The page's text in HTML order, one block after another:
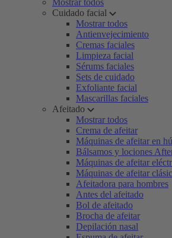
Mostrar todos
Cuidado facial
Mostrar todos
Antienvejecimiento
Cremas faciales
Limpieza facial
Sérums faciales
Sets de cuidado
Exfoliante facial
Mascarillas faciales
Afeitado
Mostrar todos
Crema de afeitar
Máquinas de afeitar en
Bálsamos y lociones
Máquinas de afeitar
Máquinas de afeitar
Afeitadora para hombres
Antes del afeitado
Bol de afeitado
Brocha de afeitar
Depilación nasal